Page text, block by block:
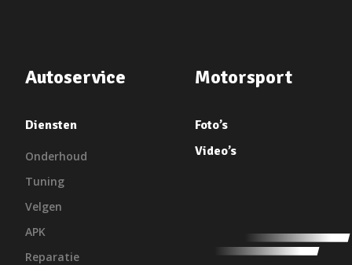
Autoservice
Diensten
Onderhoud
Tuning
Velgen
APK
Reparatie
Motorsport
Foto’s
Video’s